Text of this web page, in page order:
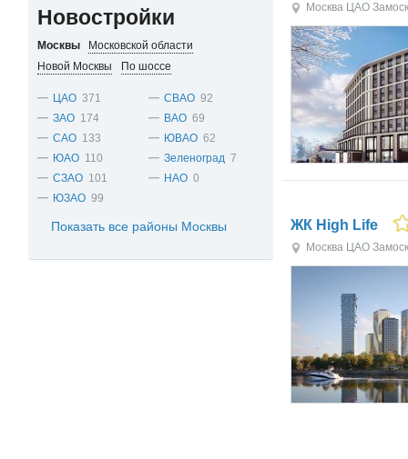
Новостройки
Москвы
Московской области
Новой Москвы
По шоссе
ЦАО 371
ЗАО 174
САО 133
ЮАО 110
СЗАО 101
ЮЗАО 99
СВАО 92
ВАО 69
ЮВАО 62
Зеленоград 7
НАО 0
Показать все районы Москвы
Москва ЦАО
ЖК High Life
Москва ЦАО